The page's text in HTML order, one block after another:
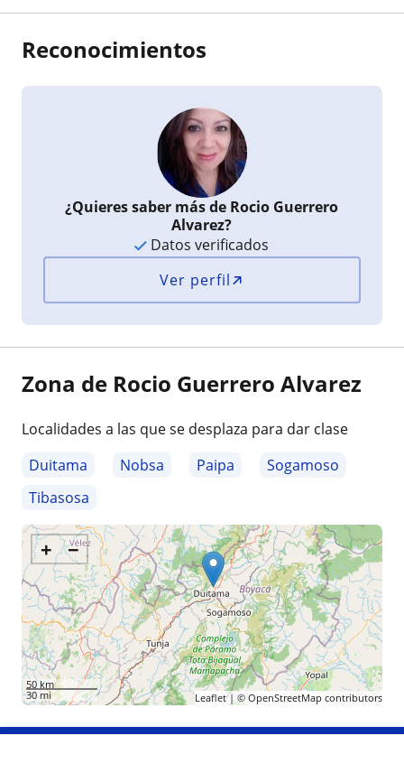
Reconocimientos
¿Quieres saber más de Rocio Guerrero
Alvarez?
Datos verificados
Ver perfil
Zona de Rocio Guerrero Alvarez
Localidades a las que se desplaza para dar clase
Duitama
Nobsa Paipa
Sogamoso
Tibasosa
+ −
50 km
30 mi
Leaflet| © OpenStreetMap contributors